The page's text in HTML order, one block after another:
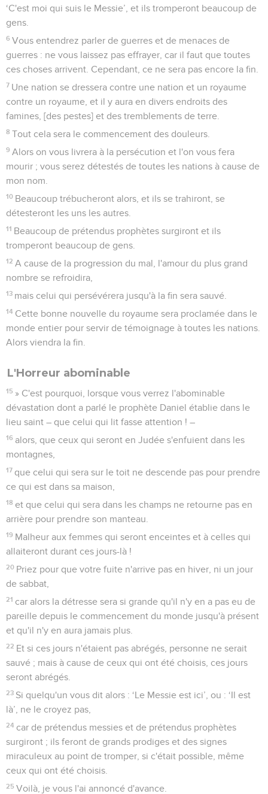
‘C'est moi qui suis le Messie’, et ils tromperont beaucoup de
gens.
6 Vous entendrez parler de guerres et de menaces de
guerres : ne vous laissez pas effrayer, car il faut que toutes
ces choses arrivent. Cependant, ce ne sera pas encore la fin.
7 Une nation se dressera contre une nation et un royaume
contre un royaume, et il y aura en divers endroits des
famines, [des pestes] et des tremblements de terre.
8 Tout cela sera le commencement des douleurs.
9 Alors on vous livrera à la persécution et l'on vous fera
mourir ; vous serez détestés de toutes les nations à cause de
mon nom.
10 Beaucoup trébucheront alors, et ils se trahiront, se
détesteront les uns les autres.
11 Beaucoup de prétendus prophètes surgiront et ils
tromperont beaucoup de gens.
12 A cause de la progression du mal, l'amour du plus grand
nombre se refroidira,
13 mais celui qui persévérera jusqu'à la fin sera sauvé.
14 Cette bonne nouvelle du royaume sera proclamée dans le
monde entier pour servir de témoignage à toutes les nations.
Alors viendra la fin.
L'Horreur abominable
15 » C'est pourquoi, lorsque vous verrez l'abominable
dévastation dont a parlé le prophète Daniel établie dans le
lieu saint – que celui qui lit fasse attention ! –
16 alors, que ceux qui seront en Judée s'enfuient dans les
montagnes,
17 que celui qui sera sur le toit ne descende pas pour prendre
ce qui est dans sa maison,
18 et que celui qui sera dans les champs ne retourne pas en
arrière pour prendre son manteau.
19 Malheur aux femmes qui seront enceintes et à celles qui
allaiteront durant ces jours-là !
20 Priez pour que votre fuite n'arrive pas en hiver, ni un jour
de sabbat,
21 car alors la détresse sera si grande qu'il n'y en a pas eu de
pareille depuis le commencement du monde jusqu'à présent
et qu'il n'y en aura jamais plus.
22 Et si ces jours n'étaient pas abrégés, personne ne serait
sauvé ; mais à cause de ceux qui ont été choisis, ces jours
seront abrégés.
23 Si quelqu'un vous dit alors : ‘Le Messie est ici’, ou : ‘Il est
là’, ne le croyez pas,
24 car de prétendus messies et de prétendus prophètes
surgiront ; ils feront de grands prodiges et des signes
miraculeux au point de tromper, si c'était possible, même
ceux qui ont été choisis.
25 Voilà, je vous l'ai annoncé d'avance.